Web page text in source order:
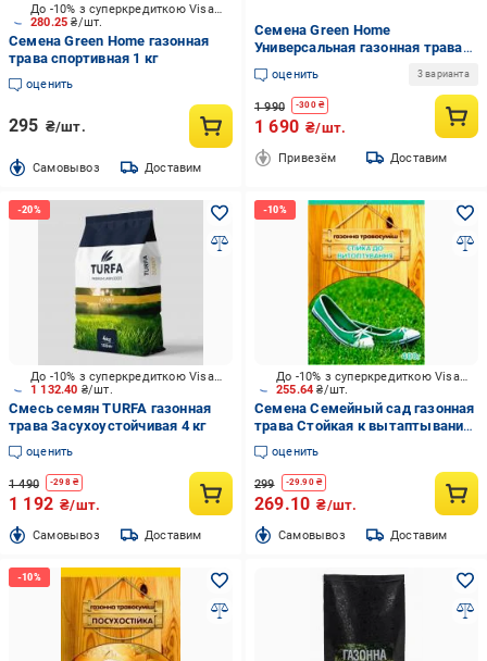
280.25₴/шт.
До -10% з суперкредиткою Visa Вигода
Семена Green Home газонная
трава спортивная 1 кг
оценить
295 ₴/шт.
Cамовывоз Доставим
Семена Green Home
Универсальная газонная трава
10 кг (44)
оценить 3 варианта
1 990 -300₴
1 690 ₴/шт.
Привезём Доставим
1 132.40 ₴/шт.
До -10% з суперкредиткою Visa Вигода
Смесь семян TURFA газонная
трава Засухоустойчивая 4 кг
оценить
1 490 -298₴
1 192 ₴/шт.
Cамовывоз Доставим
255.64₴/шт.
До -10% з суперкредиткою Visa Вигода
Семена Семейный сад газонная
трава Стойкая к вытаптыванию
400 г
оценить
299 -29.90₴
269.10 ₴/шт.
Cамовывоз Доставим